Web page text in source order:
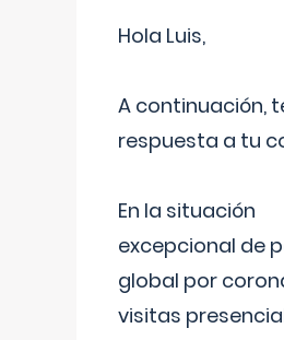
Hola Luis,
A continuación,
respuesta a tu
En la situación
excepcional de
global por
visitas